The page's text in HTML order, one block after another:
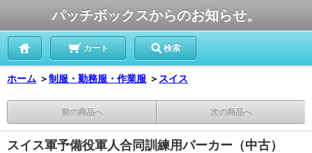
パッチボックスからのお知らせ。
カート 検索
ホーム ＞制服・勤務服・作業服 ＞ スイス
前の商品へ 次の商品へ
スイス軍予備役軍人合同訓練用パーカー（中古）